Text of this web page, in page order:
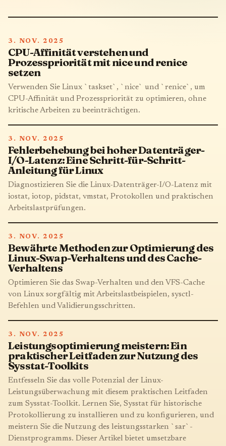
3. NOV. 2025
CPU-Affinität verstehen und
Prozesspriorität mit nice und renice
setzen
Verwenden Sie Linux `taskset`, `nice` und `renice`, um
CPU-Affinität und Prozesspriorität zu optimieren, ohne
kritische Arbeiten zu beeinträchtigen.
3. NOV. 2025
Fehlerbehebung bei hoher Datenträger-
I/O-Latenz: Eine Schritt-für-Schritt-
Anleitung für Linux
Diagnostizieren Sie die Linux-Datenträger-I/O-Latenz mit
iostat, iotop, pidstat, vmstat, Protokollen und praktischen
Arbeitslastprüfungen.
3. NOV. 2025
Bewährte Methoden zur Optimierung des
Linux-Swap-Verhaltens und des Cache-
Verhaltens
Optimieren Sie das Swap-Verhalten und den VFS-Cache
von Linux sorgfältig mit Arbeitslastbeispielen, sysctl-
Befehlen und Validierungsschritten.
3. NOV. 2025
Leistungsoptimierung meistern: Ein
praktischer Leitfaden zur Nutzung des
Sysstat-Toolkits
Entfesseln Sie das volle Potenzial der Linux-
Leistungsüberwachung mit diesem praktischen Leitfaden
zum Sysstat-Toolkit. Lernen Sie, Sysstat für historische
Protokollierung zu installieren und zu konfigurieren, und
meistern Sie die Nutzung des leistungsstarken `sar`-
Dienstprogramms. Dieser Artikel bietet umsetzbare